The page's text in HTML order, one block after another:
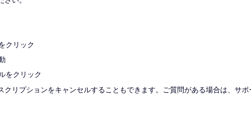
クリック
をクリック
クリプションをキャンセルすることもできます。ご質問がある場合は、サ